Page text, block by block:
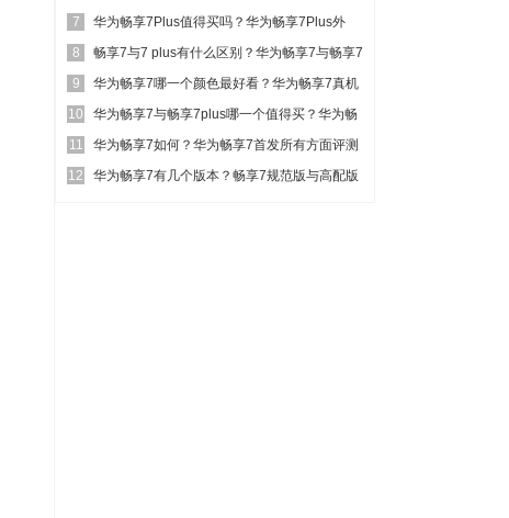
个颜色比较...
7
华为畅享7Plus值得买吗？华为畅享7Plus外
观、性能及...
8
畅享7与7 plus有什么区别？华为畅享7与畅享7
plu...
9
华为畅享7哪一个颜色最好看？华为畅享7真机
五色对比图赏
10
华为畅享7与畅享7plus哪一个值得买？华为畅
享7与畅享7...
11
华为畅享7如何？华为畅享7首发所有方面评测
图解
12
华为畅享7有几个版本？畅享7规范版与高配版